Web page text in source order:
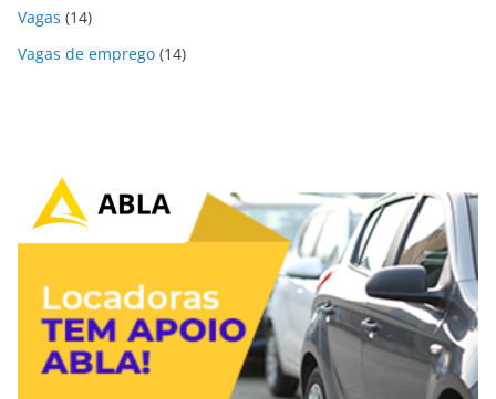
Vagas (14)
Vagas de emprego (14)